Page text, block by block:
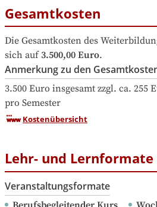
Gesamtkosten
Die Gesamtkosten des
sich auf 3.500,00 Euro.
Anmerkung zu den
3.500 Euro insgesamt zzgl. ca. 255
pro Semester
Kostenübersicht
Lehr- und Lernformate
Veranstaltungsformate